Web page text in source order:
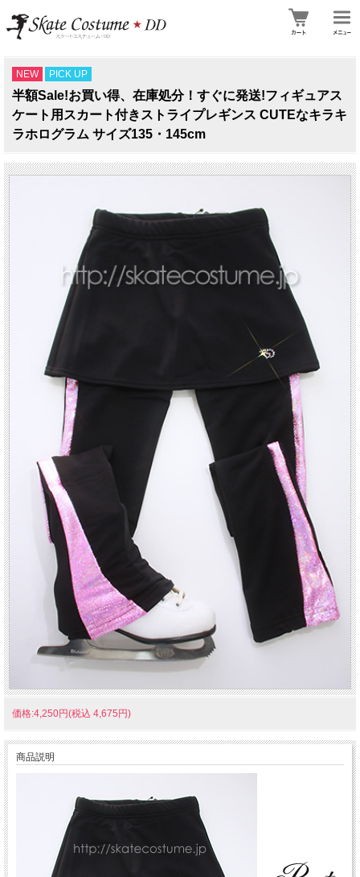
NEW PICK UP
半額Sale!お買い得、在庫処分！すぐに発送!フィギュアス
ケート用スカート付きストライプレギンス CUTEなキラキ
ラホログラム サイズ135・145cm
価格:4,250円(税込 4,675円)
商品説明